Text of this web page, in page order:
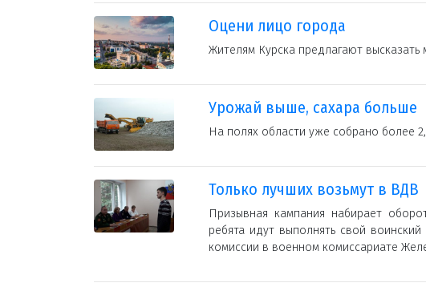
Оцени лицо города
Жителям Курска предлагают
Урожай выше, сахара больше
На полях области уже собрано более
Только лучших возьмут в ВДВ
Призывная кампания набирает
ребята идут выполнять свой
комиссии в военном комиссариате